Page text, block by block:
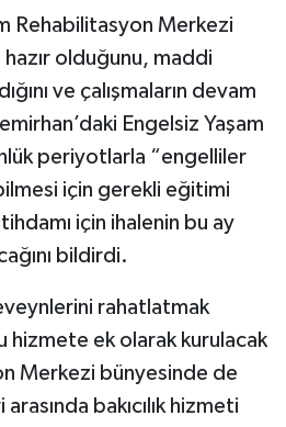
Rehabilitasyon Merkezi
hazır olduğunu, maddi
ve çalışmaların devam
Engelsiz Yaşam
periyotlarla “engelliler
için gerekli eğitimi
için ihalenin bu ay
bildirdi.
rahatlatmak
hizmete ek olarak kurulacak
Merkezi bünyesinde de
bakıcılık hizmeti